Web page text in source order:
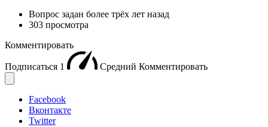
Вопрос задан более трёх лет назад
303 просмотра
Комментировать
Подписаться 1 Средний Комментировать
Facebook
Вконтакте
Twitter